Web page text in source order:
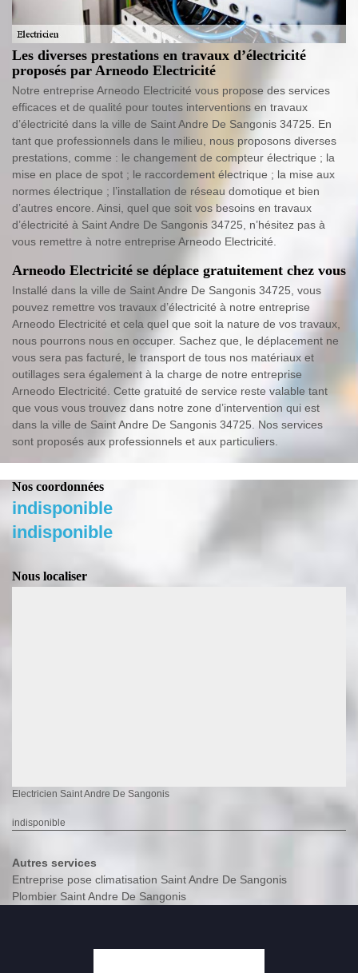
Les diverses prestations en travaux d’électricité
proposés par Arneodo Electricité
Notre entreprise Arneodo Electricité vous propose des services
efficaces et de qualité pour toutes interventions en travaux
d’électricité dans la ville de Saint Andre De Sangonis 34725. En
tant que professionnels dans le milieu, nous proposons diverses
prestations, comme : le changement de compteur électrique ; la
mise en place de spot ; le raccordement électrique ; la mise aux
normes électrique ; l’installation de réseau domotique et bien
d’autres encore. Ainsi, quel que soit vos besoins en travaux
d’électricité à Saint Andre De Sangonis 34725, n’hésitez pas à
vous remettre à notre entreprise Arneodo Electricité.
Arneodo Electricité se déplace gratuitement chez vous
Installé dans la ville de Saint Andre De Sangonis 34725, vous
pouvez remettre vos travaux d’électricité à notre entreprise
Arneodo Electricité et cela quel que soit la nature de vos travaux,
nous pourrons nous en occuper. Sachez que, le déplacement ne
vous sera pas facturé, le transport de tous nos matériaux et
outillages sera également à la charge de notre entreprise
Arneodo Electricité. Cette gratuité de service reste valable tant
que vous vous trouvez dans notre zone d’intervention qui est
dans la ville de Saint Andre De Sangonis 34725. Nos services
sont proposés aux professionnels et aux particuliers.
Nos coordonnées
indisponible
indisponible
Nous localiser
Electricien Saint Andre De Sangonis
indisponible
Autres services
Entreprise pose climatisation Saint Andre De Sangonis
Plombier Saint Andre De Sangonis